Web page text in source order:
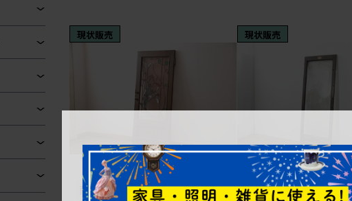
現状販売
¥298,100
商品番号 R-053401
現状販売
¥148,500
商品番号 R-089965